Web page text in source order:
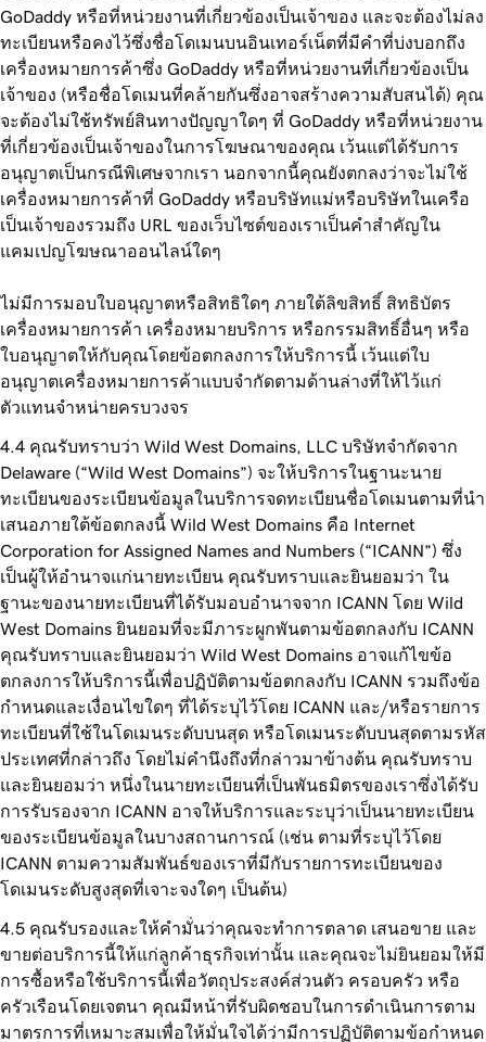
GoDaddy หรือที่หน่วยงานที่เกี่ยวข้องเป็นเจ้าของ และจะต้องไม่ลง
ทะเบียนหรือคงไว้ซึ่งชื่อโดเมนบนอินเทอร์เน็ตที่มีคำที่บ่งบอกถึง
เครื่องหมายการค้าซึ่ง GoDaddy หรือที่หน่วยงานที่เกี่ยวข้องเป็น
เจ้าของ (หรือชื่อโดเมนที่คล้ายกันซึ่งอาจสร้างความสับสนได้) คุณ
จะต้องไม่ใช้ทรัพย์สินทางปัญญาใดๆ ที่ GoDaddy หรือที่หน่วยงาน
ที่เกี่ยวข้องเป็นเจ้าของในการโฆษณาของคุณ เว้นแต่ได้รับการ
อนุญาตเป็นกรณีพิเศษจากเรา นอกจากนี้คุณยังตกลงว่าจะไม่ใช้
เครื่องหมายการค้าที่ GoDaddy หรือบริษัทแม่หรือบริษัทในเครือ
เป็นเจ้าของรวมถึง URL ของเว็บไซต์ของเราเป็นคำสำคัญใน
แคมเปญโฆษณาออนไลน์ใดๆ
ไม่มีการมอบใบอนุญาตหรือสิทธิใดๆ ภายใต้ลิขสิทธิ์ สิทธิบัตร
เครื่องหมายการค้า เครื่องหมายบริการ หรือกรรมสิทธิ์อื่นๆ หรือ
ใบอนุญาตให้กับคุณโดยข้อตกลงการให้บริการนี้ เว้นแต่ใบ
อนุญาตเครื่องหมายการค้าแบบจำกัดตามด้านล่างที่ให้ไว้แก่
ตัวแทนจำหน่ายครบวงจร
คุณรับทราบว่า Wild West Domains, LLC บริษัทจำกัดจาก
Delaware (“Wild West Domains”) จะให้บริการในฐานะนาย
ทะเบียนของระเบียนข้อมูลในบริการจดทะเบียนชื่อโดเมนตามที่นำ
เสนอภายใต้ข้อตกลงนี้ Wild West Domains คือ Internet
Corporation for Assigned Names and Numbers (“ICANN”) ซึ่ง
เป็นผู้ให้อำนาจแก่นายทะเบียน คุณรับทราบและยินยอมว่า ใน
ฐานะของนายทะเบียนที่ได้รับมอบอำนาจจาก ICANN โดย Wild
West Domains ยินยอมที่จะมีภาระผูกพันตามข้อตกลงกับ ICANN
คุณรับทราบและยินยอมว่า Wild West Domains อาจแก้ไขข้อ
ตกลงการให้บริการนี้เพื่อปฏิบัติตามข้อตกลงกับ ICANN รวมถึงข้อ
กำหนดและเงื่อนไขใดๆ ที่ได้ระบุไว้โดย ICANN และ/หรือรายการ
ทะเบียนที่ใช้ในโดเมนระดับบนสุด หรือโดเมนระดับบนสุดตามรหัส
ประเทศที่กล่าวถึง โดยไม่คำนึงถึงที่กล่าวมาข้างต้น คุณรับทราบ
และยินยอมว่า หนึ่งในนายทะเบียนที่เป็นพันธมิตรของเราซึ่งได้รับ
การรับรองจาก ICANN อาจให้บริการและระบุว่าเป็นนายทะเบียน
ของระเบียนข้อมูลในบางสถานการณ์ (เช่น ตามที่ระบุไว้โดย
ICANN ตามความสัมพันธ์ของเราที่มีกับรายการทะเบียนของ
โดเมนระดับสูงสุดที่เจาะจงใดๆ เป็นต้น)
คุณรับรองและให้คำมั่นว่าคุณจะทำการตลาด เสนอขาย และ
ขายต่อบริการนี้ให้แก่ลูกค้าธุรกิจเท่านั้น และคุณจะไม่ยินยอมให้มี
การซื้อหรือใช้บริการนี้เพื่อวัตถุประสงค์ส่วนตัว ครอบครัว หรือ
ครัวเรือนโดยเจตนา คุณมีหน้าที่รับผิดชอบในการดำเนินการตาม
มาตรการที่เหมาะสมเพื่อให้มั่นใจได้ว่ามีการปฏิบัติตามข้อกำหนด